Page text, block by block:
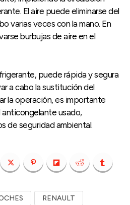
El aire puede eliminarse del
varias veces con la mano. En
burbujas de aire en el
puede rápida y segura
a cabo la sustitución del
la operación, es importante
usado,
de seguridad ambiental.
RENAULT